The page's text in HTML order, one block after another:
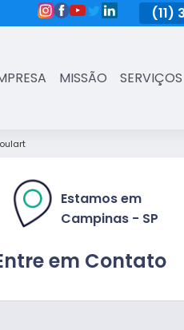
3431-7374 (11)
MISSÃO SERVIÇOS
em Contato
Estamos em
Campinas - SP